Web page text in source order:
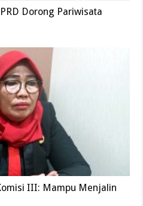
Dorong Pariwisata
III: Mampu Menjalin